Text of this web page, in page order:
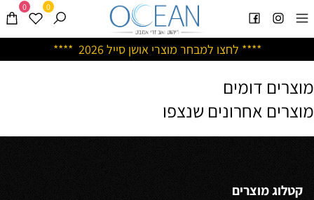
**** לחצו למבחר מוצרי אושן סייל 2026 ****
0 0
מוצרים דומים
מוצרים אחרונים שנצפו
קטלוג מוצרים